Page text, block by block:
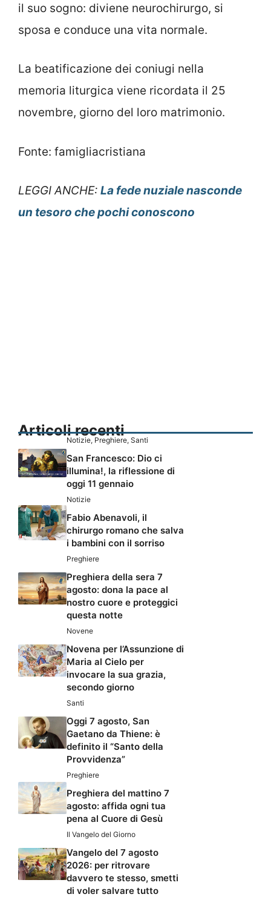
il suo sogno: diviene neurochirurgo, si
sposa e conduce una vita normale.
La beatificazione dei coniugi nella
memoria liturgica viene ricordata il 25
novembre, giorno del loro matrimonio.
Fonte: famigliacristiana
LEGGI ANCHE: La fede nuziale nasconde
un tesoro che pochi conoscono
Articoli recenti
Notizie, Preghiere, Santi
San Francesco: Dio ci
illumina!, la riflessione di
oggi 11 gennaio
Notizie
Fabio Abenavoli, il
chirurgo romano che salva
i bambini con il sorriso
Preghiere
Preghiera della sera 7
agosto: dona la pace al
nostro cuore e proteggici
questa notte
Novene
Novena per l’Assunzione di
Maria al Cielo per
invocare la sua grazia,
secondo giorno
Santi
Oggi 7 agosto, San
Gaetano da Thiene: è
definito il “Santo della
Provvidenza”
Preghiere
Preghiera del mattino 7
agosto: affida ogni tua
pena al Cuore di Gesù
Il Vangelo del Giorno
Vangelo del 7 agosto
2026: per ritrovare
davvero te stesso, smetti
di voler salvare tutto